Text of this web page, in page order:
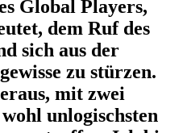
Global Players,
dem Ruf des
sich aus der
zu stürzen.
mit zwei
unlogischsten